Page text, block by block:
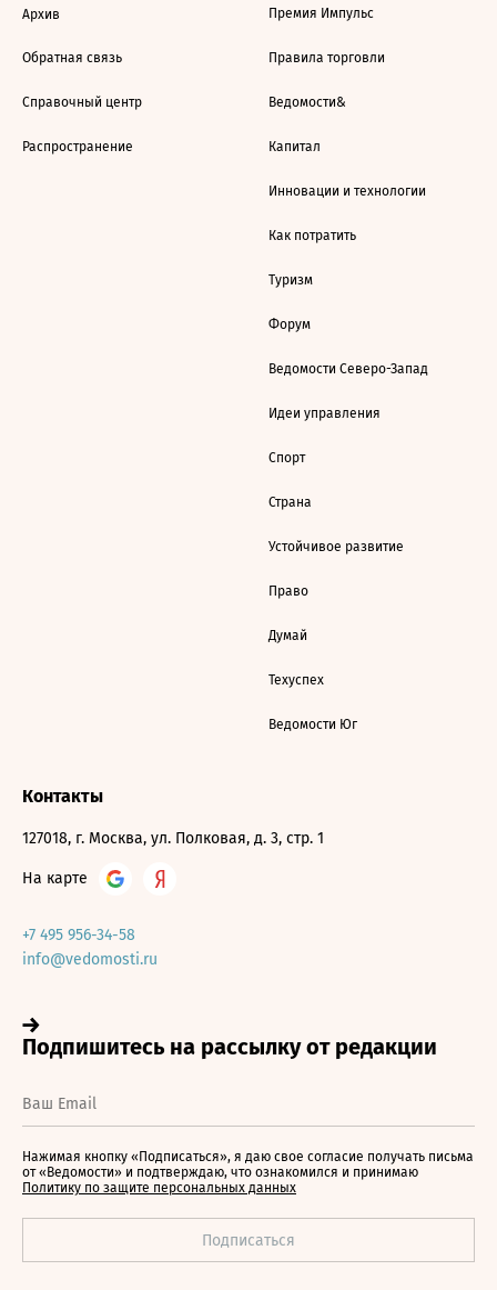
Архив
Обратная связь
Справочный центр
Распространение
Премия Импульс
Правила торговли
Ведомости&
Капитал
Инновации и технологии
Как потратить
Туризм
Форум
Ведомости Северо-Запад
Идеи управления
Спорт
Страна
Устойчивое развитие
Право
Думай
Техуспех
Ведомости Юг
Контакты
127018, г. Москва, ул. Полковая, д. 3, стр. 1
На карте
+7 495 956-34-58
info@vedomosti.ru
Нажимая кнопку «Подписаться», я даю свое согласие получать письма
от «Ведомости» и подтверждаю, что ознакомился и принимаю
Политику по защите персональных данных